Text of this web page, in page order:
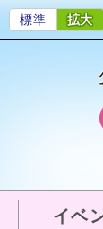
標準 拡大
イベ